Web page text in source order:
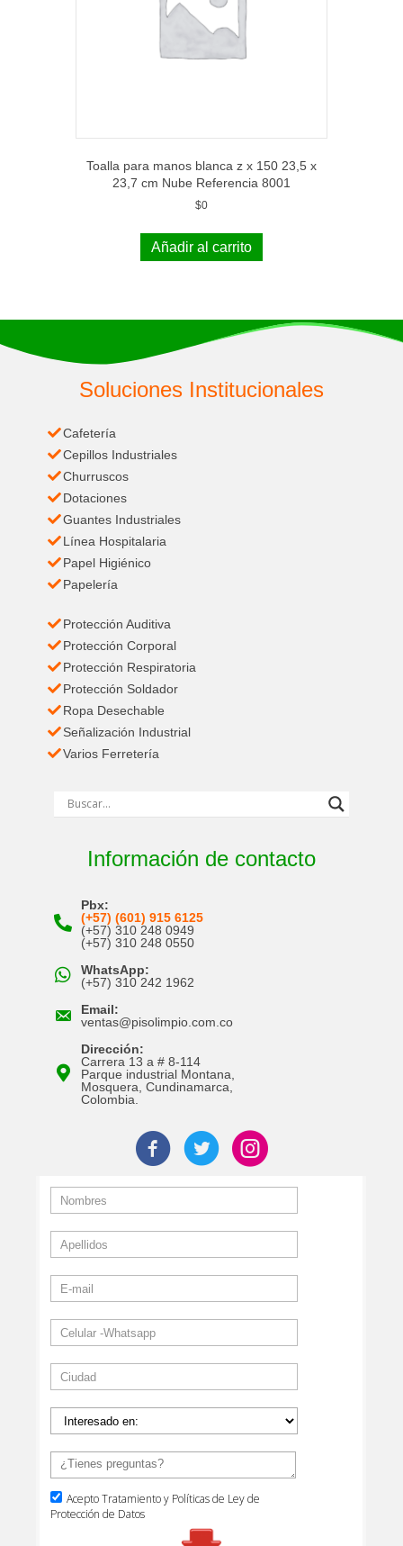
Toalla para manos blanca z x 150 23,5 x
23,7 cm Nube Referencia 8001
$0
Añadir al carrito
Soluciones Institucionales
Cafetería
Cepillos Industriales
Churruscos
Dotaciones
Guantes Industriales
Línea Hospitalaria
Papel Higiénico
Papelería
Protección Auditiva
Protección Corporal
Protección Respiratoria
Protección Soldador
Ropa Desechable
Señalización Industrial
Varios Ferretería
Información de contacto
Pbx:
(+57) (601) 915 6125
(+57) 310 248 0949
(+57) 310 248 0550
WhatsApp:
(+57) 310 242 1962
Email:
ventas@pisolimpio.com.co
Dirección:
Carrera 13 a # 8-114
Parque industrial Montana,
Mosquera, Cundinamarca,
Colombia.